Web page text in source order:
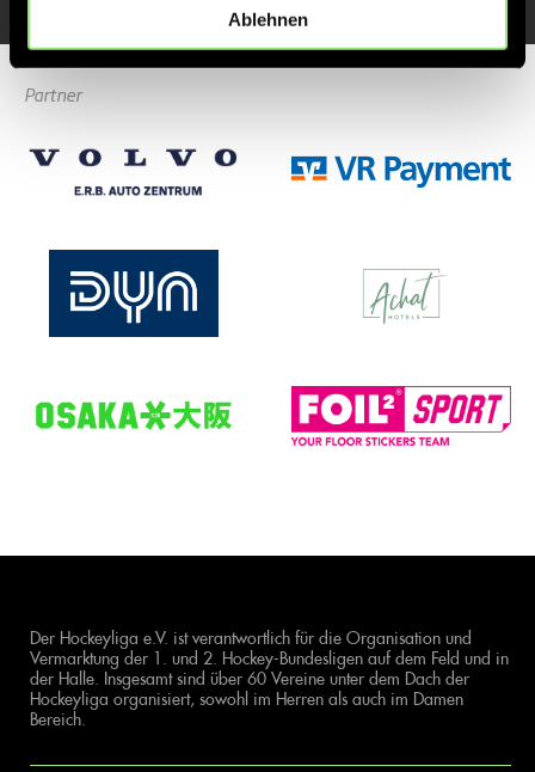
Ablehnen
Partner
Der Hockeyliga e.V. ist verantwortlich für die Organisation und
Vermarktung der 1. und 2. Hockey-Bundesligen auf dem Feld und in
der Halle. Insgesamt sind über 60 Vereine unter dem Dach der
Hockeyliga organisiert, sowohl im Herren als auch im Damen
Bereich.